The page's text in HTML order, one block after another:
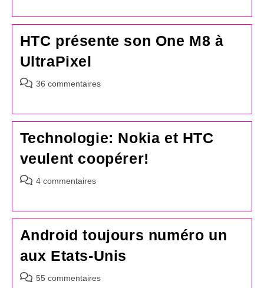
publication :
HTC présente son One M8 à
UltraPixel
Commentaires
publication :
36 commentaires
Technologie: Nokia et HTC
veulent coopérer!
Commentaires
publication :
4 commentaires
Android toujours numéro un
aux Etats-Unis
Commentaires
55 commentaires